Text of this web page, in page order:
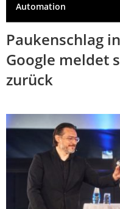
Automation
Paukenschlag
Google meldet
zurück